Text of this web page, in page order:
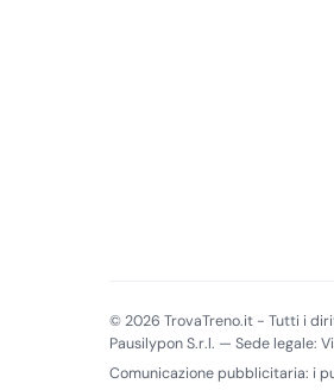
© 2026 TrovaTreno.it - Tutti i
Pausilypon S.r.l. — Sede legale:
Comunicazione pubblicitaria: i